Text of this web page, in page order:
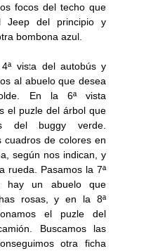
focos del techo que
Jeep del principio y
bombona azul.
vista del autobús y
al abuelo que desea
En la 6ª vista
el puzle del árbol que
del buggy verde.
cuadros de colores en
según nos indican, y
rueda. Pasamos la 7ª
hay un abuelo que
rosas, y en la 8ª
el puzle del
Buscamos las
otra ficha